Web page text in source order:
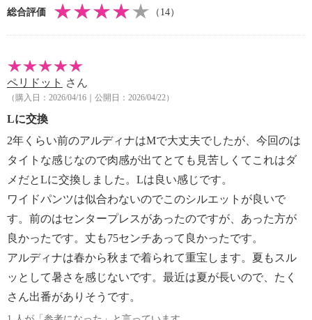
【メンテナンス（ケアラベル）】
・長時間照射による変退色注意
・摩擦による色落ち、色移り注意
・過度な力をかけない
・ネット使用
【個体差あり】
・個体差あり
【原産国（地）】
・日本製
総合評価 （14）
ペリドット さん
（購入日：2026/04/16｜公開日：2026/04/22）
Lに交換
2年くらい前のアルディナはMで大丈夫でしたが、今回のは
タイトな感じなので肉感が出てとても見苦しくてこれはダ
メだとLに交換しました。Lは良い感じです。
ワイドパンツは似合わないのでこのシルエットが良いで
す。前のはセンタープレスがあったのですが、あった方が
良かったです。丈も75センチあって良かったです。
アルディナは春から秋まで着られて重宝します。夏もスル
ッとして暑さを感じないです。最近は夏が長いので、たく
さん出番がありそうです。